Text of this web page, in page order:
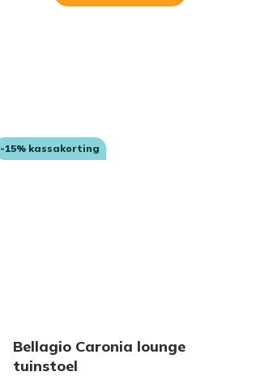
-15% kassakorting
Bellagio Caronia lounge
tuinstoel